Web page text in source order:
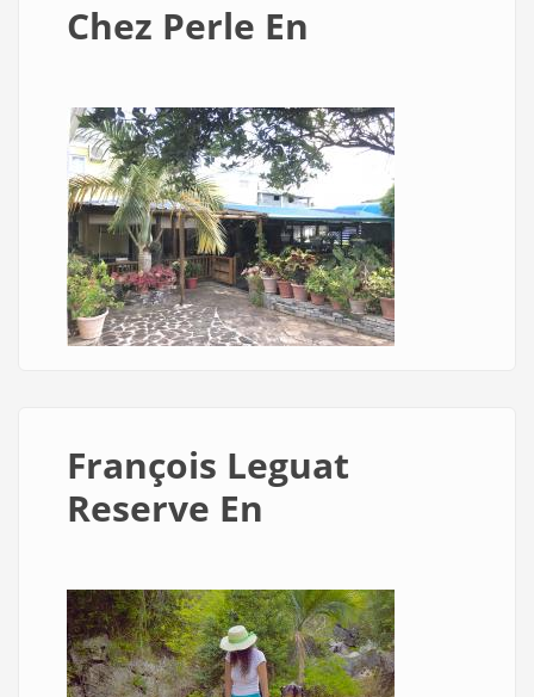
Chez Perle En
François Leguat
Reserve En